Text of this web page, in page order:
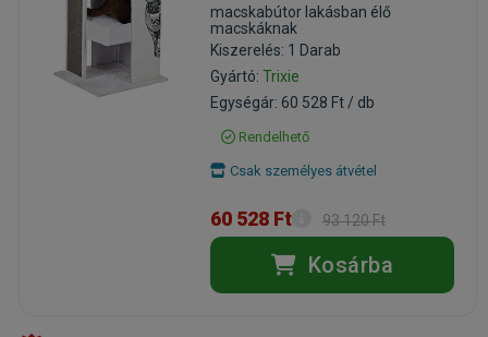
macskabútor lakásban élő
macskáknak
Kiszerelés: 1 Darab
Gyártó: Trixie
Egységár: 60 528 Ft / db
Rendelhető
Csak személyes átvétel
60 528 Ft 93 120 Ft
Kosárba